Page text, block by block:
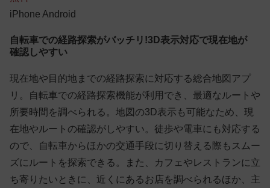
iPhone Android
自転車での経路探索がバッチリ!3D表示対応で現在地が
確認しやすい
現在地や目的地までの経路探索に対応する総合地図アプ
リ。自転車での経路探索機能が利用でき、最適なルートや
所要時間を調べられる。地図の3D表示も可能なため、現
在地やルートの確認がしやすい。徒歩や電車にも対応する
ので、自転車からほかの交通手段に切り替える際もスムー
ズにルートを探索できる。また、カフェやレストランに立
ち寄りたいときに、近くにあるお店を調べられるほか、主